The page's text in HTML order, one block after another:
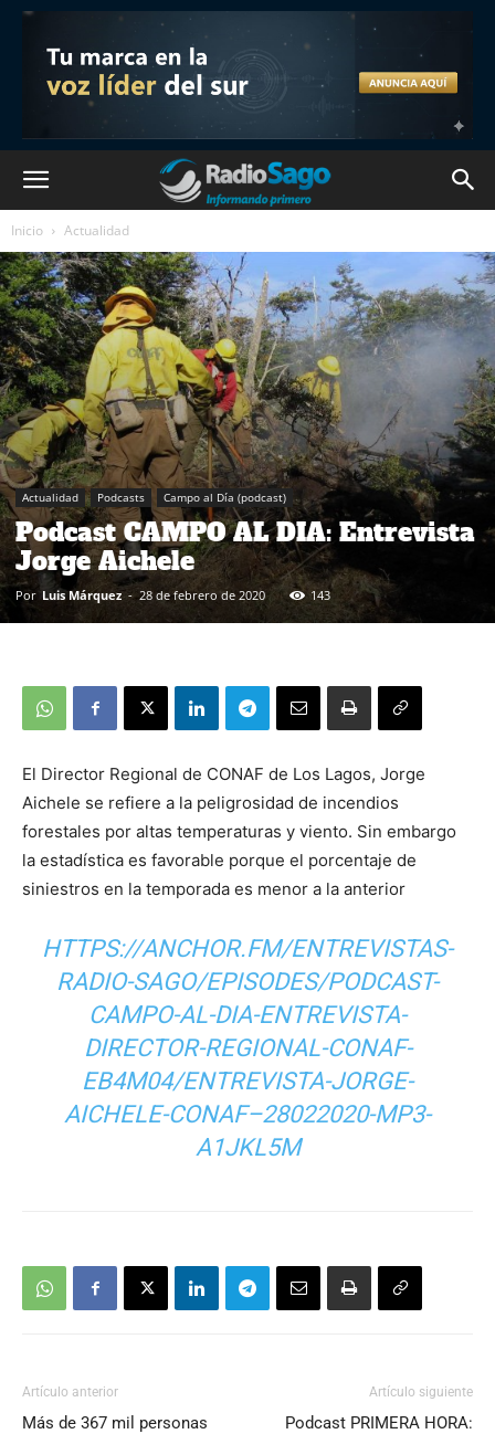
Inicio Actualidad
Actualidad Podcasts Campo al Día (podcast)
Podcast CAMPO AL DIA: Entrevista
Jorge Aichele
Por Luis Márquez - 28 de febrero de 2020 143
El Director Regional de CONAF de Los Lagos, Jorge
Aichele se refiere a la peligrosidad de incendios
forestales por altas temperaturas y viento. Sin embargo
la estadística es favorable porque el porcentaje de
siniestros en la temporada es menor a la anterior
HTTPS://ANCHOR.FM/ENTREVISTAS-
RADIO-SAGO/EPISODES/PODCAST-
CAMPO-AL-DIA-ENTREVISTA-
DIRECTOR-REGIONAL-CONAF-
EB4M04/ENTREVISTA-JORGE-
AICHELE-CONAF–28022020-MP3-
A1JKL5M
Artículo anterior
Más de 367 mil personas
Artículo siguiente
Podcast PRIMERA HORA: